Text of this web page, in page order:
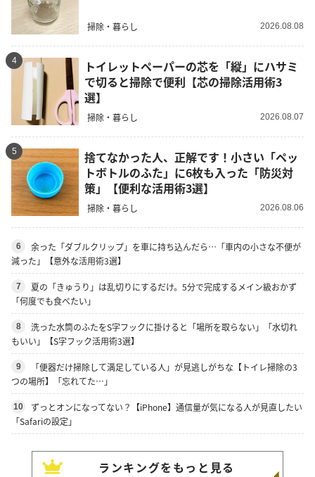
掃除・暮らし 2026.08.08
4
トイレットペーパーの芯を「縦」にハサミ
で切ると掃除で便利【芯の掃除活用術3
選】
掃除・暮らし 2026.08.07
5
捨てなかった人、正解です！小さい「ペッ
トボトルのふた」に6枚も入った「防災対
策」【便利な活用術3選】
掃除・暮らし 2026.08.06
6
余った「ダブルクリップ」を車に持ち込んだら…「車内の小さな不便が
減った」【意外な活用術3選】
7
夏の「きゅうり」は乱切りにするだけ。5分で完成するメイン級おかず
「何度でも食べたい」
8
洗った水筒のふたをS字フックに掛けると「場所を取らない」「水切れ
もいい」【S字フック活用術3選】
9
「便器だけ掃除して満足している人」が見逃しがちな【トイレ掃除の3
つの場所】「忘れてた…」
10
ずっとオンになってない？【iPhone】通信量が気になる人が見直したい
「Safariの設定」
ランキングをもっと見る